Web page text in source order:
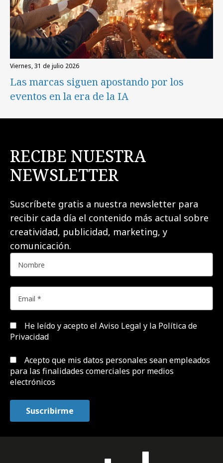
viernes, 31 de julio 2026
Las marcas siguen apostando por los
eventos en la era de la IA
RECIBE NUESTRA
NEWSLETTER
Suscríbete gratis a nuestra newsletter para
recibir cada día el contenido más actual sobre
creatividad, publicidad, marketing, y
comunicación.
He leído y acepto el Aviso Legal y la Política de
Privacidad
Acepto que mis datos personales sean empleados
para las finalidades comerciales por medios
electrónicos